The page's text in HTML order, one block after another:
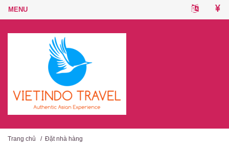
Trang chủ / Đặt nhà hàng